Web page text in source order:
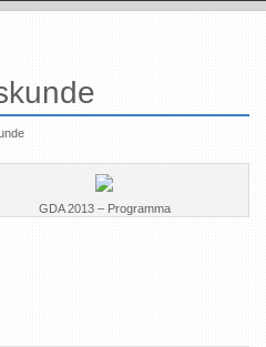
GDA 2013 – Programma